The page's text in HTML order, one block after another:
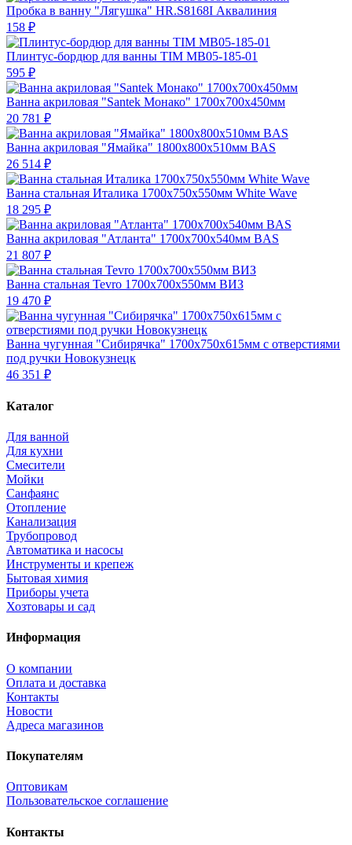
Пробка в ванну "Лягушка" HR.S8168I Аквалиния
158 ₽
Плинтус-бордюр для ванны TIM MB05-185-01
595 ₽
Ванна акриловая "Santek Монако" 1700х700х450мм
20 781 ₽
Ванна акриловая "Ямайка" 1800х800х510мм BAS
26 514 ₽
Ванна стальная Италика 1700х750х550мм White Wave
18 295 ₽
Ванна акриловая "Атланта" 1700х700х540мм BAS
21 807 ₽
Ванна стальная Tevro 1700х700х550мм ВИЗ
19 470 ₽
Ванна чугунная "Сибирячка" 1700х750х615мм с отверстиями
под ручки Новокузнецк
46 351 ₽
Каталог
Для ванной
Для кухни
Смесители
Мойки
Санфаянс
Отопление
Канализация
Трубопровод
Автоматика и насосы
Инструменты и крепеж
Бытовая химия
Приборы учета
Хозтовары и сад
Информация
О компании
Оплата и доставка
Контакты
Новости
Адреса магазинов
Покупателям
Оптовикам
Пользовательское соглашение
Контакты